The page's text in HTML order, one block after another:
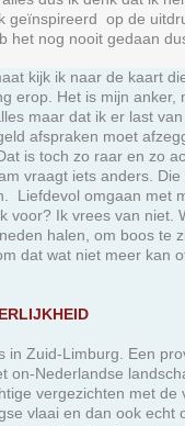
kijk ik naar de kaart
erop. Het is mijn anker,
maar dat ik er last
afspraken moet
is toch zo raar en zo
vraagt iets anders.
Liefdevol omgaan met
voor? Ik vrees van niet.
halen, om boos
dat wat niet meer kan
in Zuid-Limburg. Een
on-Nederlandse
vergezichten met de
vlaai en dan ook echt
Hollands afgemeten
want ja het past